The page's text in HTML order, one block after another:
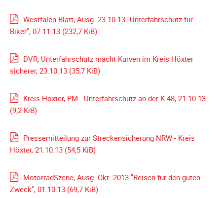
Aktionen
Info/Presse
Unterfahrschutz
-
Erfolge
-
Technik
-
Kompatibilität
Westfalen-Blatt, Ausg. 23.10.13 "Unterfahrschutz für
Biker", 07.11.13 (232,7 KiB)
DVR, Unterfahrschutz macht Kurven im Kreis Höxter
sicherer, 23.10.13 (35,7 KiB)
Kreis Höxter, PM - Unterfahrschutz an der K 48, 21.10.13
(9,2 KiB)
Pressemitteilung zur Streckensicherung NRW - Kreis
Höxter, 21.10.13 (54,5 KiB)
MotorradSzene, Ausg. Okt. 2013 "Reisen für den guten
Zweck", 01.10.13 (69,7 KiB)